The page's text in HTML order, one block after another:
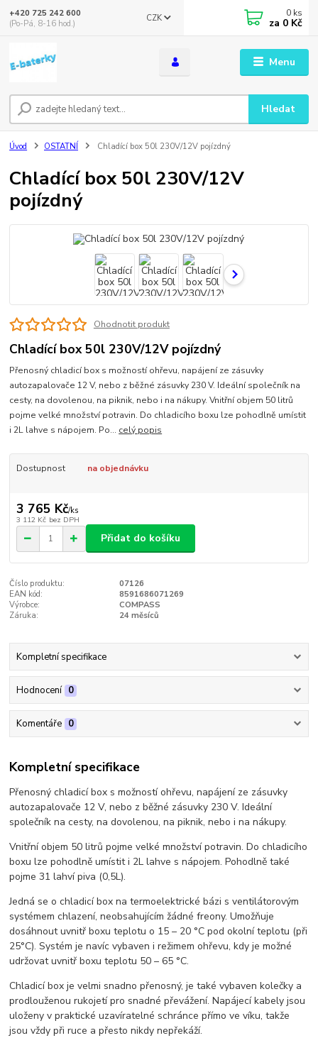
Menu
CZK
Hledat
+420 725 242 600
(Po-Pá, 8-16 hod.)
0 ks
za 0 Kč
Úvod OSTATNÍ Chladící box 50l 230V/12V pojízdný
Chladící box 50l 230V/12V
pojízdný
Ohodnotit produkt
Chladící box 50l 230V/12V pojízdný
Přenosný chladicí box s možností ohřevu, napájení ze zásuvky
autozapalovače 12 V, nebo z běžné zásuvky 230 V. Ideální společník na
cesty, na dovolenou, na piknik, nebo i na nákupy. Vnitřní objem 50 litrů
pojme velké množství potravin. Do chladicího boxu lze pohodlně umístit
i 2L lahve s nápojem. Po... celý popis
Dostupnost na objednávku
3 765 Kč/ks
3 112 Kč bez DPH
Přidat do košíku
Číslo produktu:
07126
EAN kód:
8591686071269
Výrobce:
COMPASS
Záruka:
24 měsíců
Kompletní specifikace
Hodnocení 0
Komentáře 0
Kompletní specifikace
Přenosný chladicí box s možností ohřevu, napájení ze zásuvky
autozapalovače 12 V, nebo z běžné zásuvky 230 V. Ideální
společník na cesty, na dovolenou, na piknik, nebo i na nákupy.
Vnitřní objem 50 litrů pojme velké množství potravin. Do chladicího
boxu lze pohodlně umístit i 2L lahve s nápojem. Pohodlně také
pojme 31 lahví piva (0,5L).
Jedná se o chladicí box na termoelektrické bázi s ventilátorovým
systémem chlazení, neobsahujícím žádné freony. Umožňuje
dosáhnout uvnitř boxu teplotu o 15 – 20 °C pod okolní teplotu (při
25°C). Systém je navíc vybaven i režimem ohřevu, kdy je možné
udržovat uvnitř boxu teplotu 50 – 65 °C.
Chladicí box je velmi snadno přenosný, je také vybaven kolečky a
prodlouženou rukojetí pro snadné převážení. Napájecí kabely jsou
uloženy v praktické uzavíratelné schránce přímo ve víku, takže
jsou vždy při ruce a přesto nikdy nepřekáží.